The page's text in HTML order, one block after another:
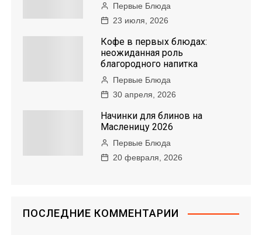
Первые Блюда
23 июля, 2026
Кофе в первых блюдах:
неожиданная роль
благородного напитка
Первые Блюда
30 апреля, 2026
Начинки для блинов на
Масленицу 2026
Первые Блюда
20 февраля, 2026
ПОСЛЕДНИЕ КОММЕНТАРИИ